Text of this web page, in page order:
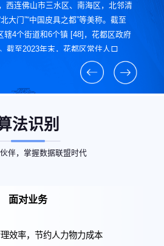
西连佛山市三水区、南海区，北邻清
大门”“中国皮具之都”等美称。截至
辖4个街道和6个镇 [48]，花都区政府
截至2023年末，花都区常住人口
万人。
法识别
伴，掌握数据联盟时代
面对业务
效率，节约人力物力成本